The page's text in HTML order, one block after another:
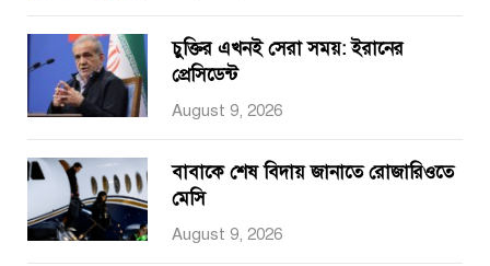
চুক্তির এখনই সেরা সময়: ইরানের
প্রেসিডেন্ট
August 9, 2026
বাবাকে শেষ বিদায় জানাতে রোজারিওতে
মেসি
August 9, 2026